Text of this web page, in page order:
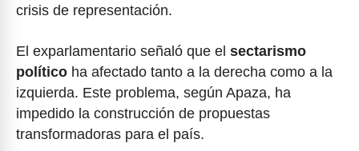
crisis de representación.
El exparlamentario señaló que el sectarismo
político ha afectado tanto a la derecha como a la
izquierda. Este problema, según Apaza, ha
impedido la construcción de propuestas
transformadoras para el país.